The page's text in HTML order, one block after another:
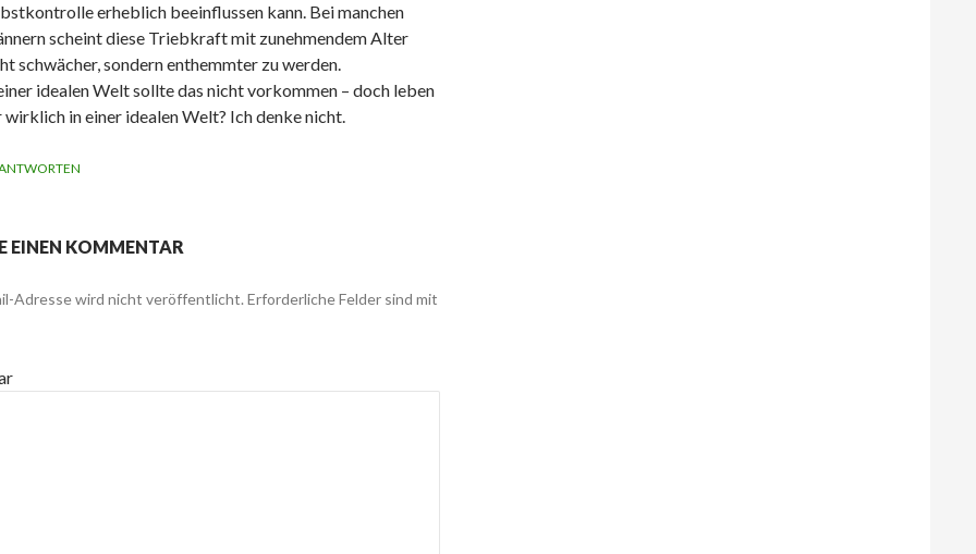
erheblich beeinflussen kann. Bei manchen
scheint diese Triebkraft mit zunehmendem Alter
schwächer, sondern enthemmter zu werden.
idealen Welt sollte das nicht vorkommen – doch leben
wirklich in einer idealen Welt? Ich denke nicht.
EINEN KOMMENTAR
Adresse wird nicht veröffentlicht. Erforderliche Felder sind mit